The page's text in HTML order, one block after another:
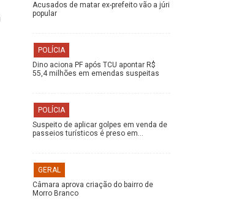
Acusados de matar ex-prefeito vão a júri
popular
POLÍCIA
Dino aciona PF após TCU apontar R$
55,4 milhões em emendas suspeitas
POLÍCIA
Suspeito de aplicar golpes em venda de
passeios turísticos é preso em…
GERAL
Câmara aprova criação do bairro de
Morro Branco